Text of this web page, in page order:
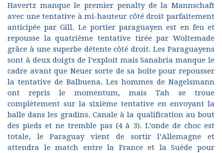
Havertz manque le premier penalty de la Mannschaft
avec une tentative à mi-hauteur côté droit parfaitement
anticipée par Gill. Le portier paraguayen est en feu et
repousse la quatrième tentative tirée par Woltemade
grâce à une superbe détente côté droit. Les Paraguayens
sont à deux doigts de l’exploit mais Sanabria manque le
cadre avant que Neuer sorte de sa boîte pour repousser
la tentative de Balbuena. Les hommes de Nagelsmann
ont repris le momentum, mais Tah se troue
complètement sur la sixième tentative en envoyant la
balle dans les gradins. Canale à la qualification au bout
des pieds et ne tremble pas (4 à 3). L’onde de choc est
totale, le Paraguay vient de sortir l’Allemagne et
attendra le match entre la France et la Suède pour